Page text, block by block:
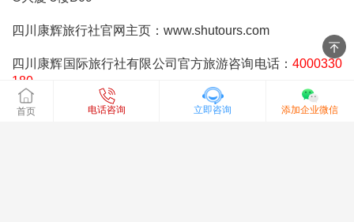
四川康辉旅行社官网主页： www.shutours.com
四川康辉国际旅行社有限公司官方旅游咨询电话： 4000330
180
出境旅游咨询电话：028-86653394;028-86085005;
首页 电话咨询 立即咨询 添加企业微信